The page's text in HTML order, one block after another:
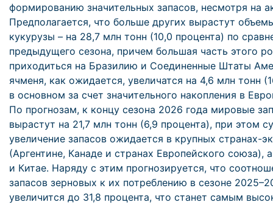
формированию значительных запасов, несмотря на
Предполагается, что больше других вырастут
кукурузы – на 28,7 млн тонн (10,0 процента) по
предыдущего сезона, причем большая часть этого
приходиться на Бразилию и Соединенные Штаты
ячменя, как ожидается, увеличатся на 4,6 млн тонн
в основном за счет значительного накопления в
По прогнозам, к концу сезона 2026 года мировые
вырастут на 21,7 млн тонн (6,9 процента), при этом
увеличение запасов ожидается в крупных странах-
(Аргентине, Канаде и странах Европейского союза),
и Китае. Наряду с этим прогнозируется, что
запасов зерновых к их потреблению в сезоне
увеличится до 31,8 процента, что станет самым